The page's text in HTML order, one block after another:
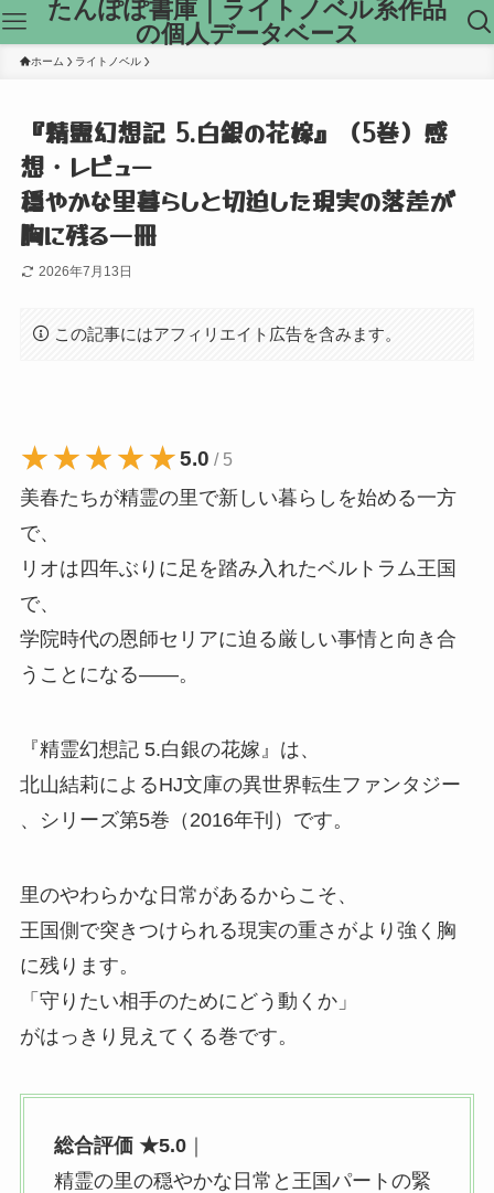
たんぽぽ書庫｜ライトノベル系作品
の個人データベース
ホーム ライトノベル
『精霊幻想記 5.白銀の花嫁』（5巻）感
想・レビュー
穏やかな里暮らしと切迫した現実の落差が
胸に残る一冊
2026年7月13日
この記事にはアフィリエイト広告を含みます。
★★★★★
★★★★★5.0 / 5
美春たちが精霊の里で新しい暮らしを始める一方
で、
リオは四年ぶりに足を踏み入れたベルトラム王国
で、
学院時代の恩師セリアに迫る厳しい事情と向き合
うことになる——。
『精霊幻想記 5.白銀の花嫁』 は、
北山結莉によるHJ文庫の異世界転生ファンタジー
、
シリーズ第5巻（2016年刊） です。
里のやわらかな日常があるからこそ、
王国側で突きつけられる現実の重さがより強く胸
に残ります。
「守りたい相手のためにどう動くか」
がはっきり見えてくる巻です。
総合評価 ★5.0｜
精霊の里の穏やかな日常と王国パートの緊